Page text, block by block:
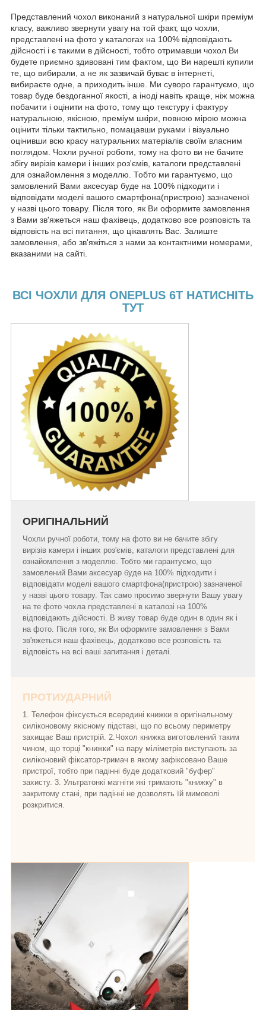
Представлений чохол виконаний з натуральної шкіри преміум
класу, важливо звернути увагу на той факт, що чохли,
представлені на фото у каталогах на 100% відповідають
дійсності і є такими в дійсності, тобто отримавши чохол Ви
будете приємно здивовані тим фактом, що Ви нарешті купили
те, що вибирали, а не як зазвичай буває в інтернеті,
вибираєте одне, а приходить інше. Ми суворо гарантуємо, що
товар буде бездоганної якості, а іноді навіть краще, ніж можна
побачити і оцінити на фото, тому що текстуру і фактуру
натуральною, якісною, преміум шкіри, повною мірою можна
оцінити тільки тактильно, помацавши руками і візуально
оцінивши всю красу натуральних матеріалів своїм власним
поглядом. Чохли ручної роботи, тому на фото ви не бачите
збігу вирізів камери і інших роз'ємів, каталоги представлені
для ознайомлення з моделлю. Тобто ми гарантуємо, що
замовлений Вами аксесуар буде на 100% підходити і
відповідати моделі вашого смартфона(пристрою) зазначеної
у назві цього товару. Після того, як Ви оформите замовлення
з Вами зв'яжеться наш фахівець, додатково все розповість та
відповість на всі питання, що цікавлять Вас. Залиште
замовлення, або зв'яжіться з нами за контактними номерами,
вказаними на сайті.
ВСІ ЧОХЛИ ДЛЯ ONEPLUS 6T НАТИСНІТЬ
ТУТ
ОРИГІНАЛЬНИЙ
Чохли ручної роботи, тому на фото ви не бачите збігу
вирізів камери і інших роз'ємів, каталоги представлені для
ознайомлення з моделлю. Тобто ми гарантуємо, що
замовлений Вами аксесуар буде на 100% підходити і
відповідати моделі вашого смартфона(пристрою) зазначеної
у назві цього товару. Так само просимо звернути Вашу увагу
на те фото чохла представлені в каталозі на 100%
відповідають дійсності. В живу товар буде один в один як і
на фото. Після того, як Ви оформите замовлення з Вами
зв'яжеться наш фахівець, додатково все розповість та
відповість на всі ваші запитання і деталі.
ПРОТИУДАРНИЙ
1. Телефон фіксується всередині книжки в оригінальному
силіконовому якісному підставі, що по всьому периметру
захищає Ваш пристрій. 2.Чохол книжка виготовлений таким
чином, що торці "книжки" на пару міліметрів виступають за
силіконовий фіксатор-тримач в якому зафіксовано Ваше
пристрої, тобто при падінні буде додатковий "буфер"
захисту. 3. Ультратонкі магніти які тримають "книжку" в
закритому стані, при падінні не дозволять їй мимоволі
розкритися.